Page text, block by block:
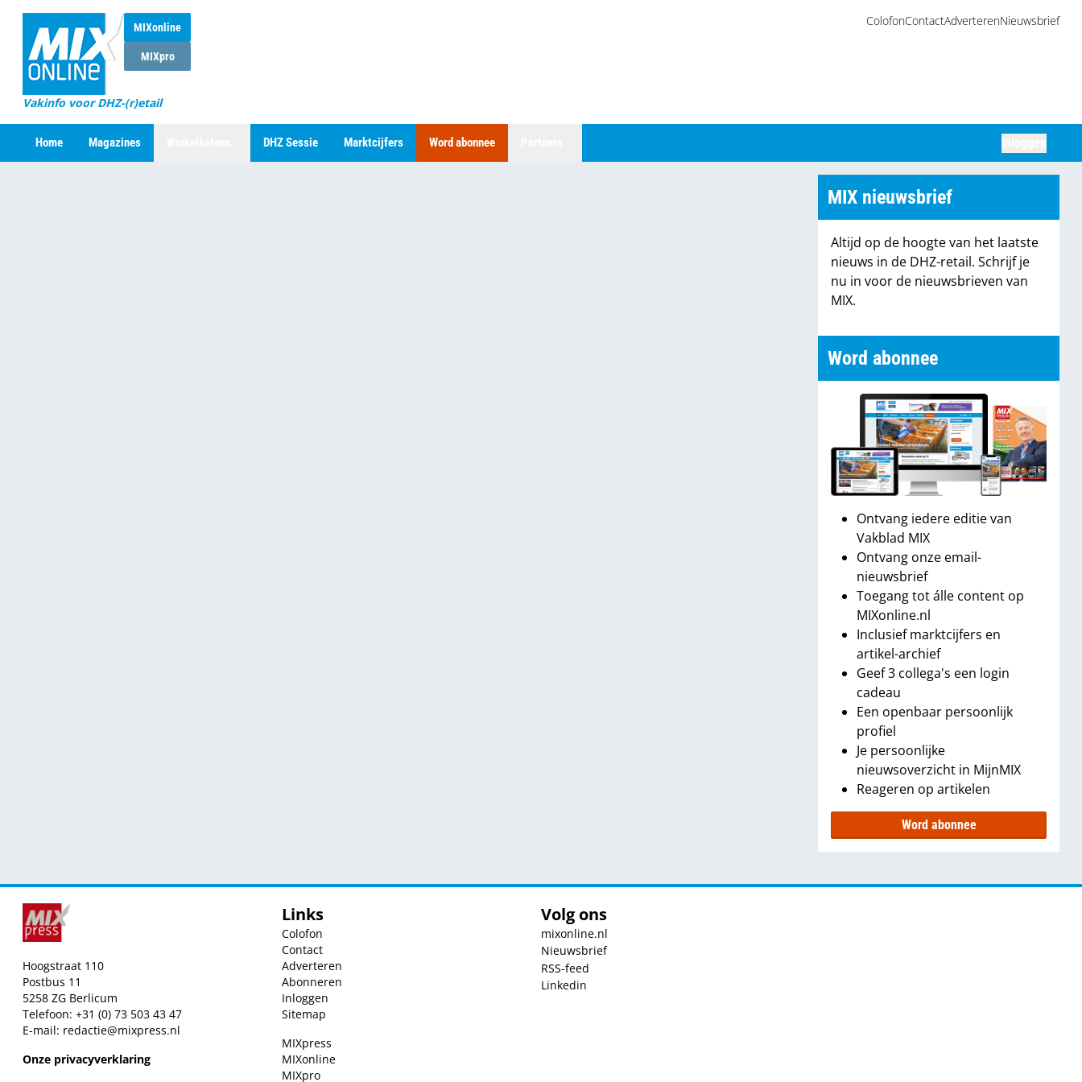
MIXonline
MIXpro
Vakinfo voor DHZ-(r)etail
ColofonContactAdverterenNieuwsbrief
Home Magazines DHZ Sessie Marktcijfers Word abonnee
MIX nieuwsbrief
Altijd op de hoogte van het laatste
nieuws in de DHZ-retail. Schrijf je
nu in voor de nieuwsbrieven van
MIX.
Word abonnee
Ontvang iedere editie van
Vakblad MIX
Ontvang onze email-
nieuwsbrief
Toegang tot álle content op
MIXonline.nl
Inclusief marktcijfers en
artikel-archief
Geef 3 collega's een login
cadeau
Een openbaar persoonlijk
profiel
Je persoonlijke
nieuwsoverzicht in MijnMIX
Reageren op artikelen
Word abonnee
Hoogstraat 110
Postbus 11
5258 ZG Berlicum
Telefoon: +31 (0) 73 503 43 47
E-mail: redactie@mixpress.nl
Onze privacyverklaring
Links
Colofon
Contact
Adverteren
Abonneren
Inloggen
Sitemap
MIXpress
MIXonline
MIXpro
Volg ons
mixonline.nl
Nieuwsbrief
RSS-feed
Linkedin